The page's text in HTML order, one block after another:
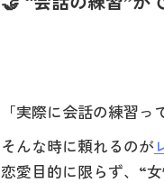
「実際に会話の練習っ
そんな時に頼れるのが
恋愛目的に限らず、“